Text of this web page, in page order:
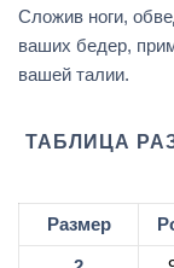
Сложив ноги,
ваших бедер,
вашей талии.
ТАБЛИЦА
Размер